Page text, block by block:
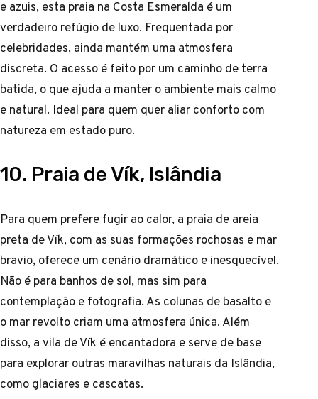
e azuis, esta praia na Costa Esmeralda é um
verdadeiro refúgio de luxo. Frequentada por
celebridades, ainda mantém uma atmosfera
discreta. O acesso é feito por um caminho de terra
batida, o que ajuda a manter o ambiente mais calmo
e natural. Ideal para quem quer aliar conforto com
natureza em estado puro.
10. Praia de Vík, Islândia
Para quem prefere fugir ao calor, a praia de areia
preta de Vík, com as suas formações rochosas e mar
bravio, oferece um cenário dramático e inesquecível.
Não é para banhos de sol, mas sim para
contemplação e fotografia. As colunas de basalto e
o mar revolto criam uma atmosfera única. Além
disso, a vila de Vík é encantadora e serve de base
para explorar outras maravilhas naturais da Islândia,
como glaciares e cascatas.